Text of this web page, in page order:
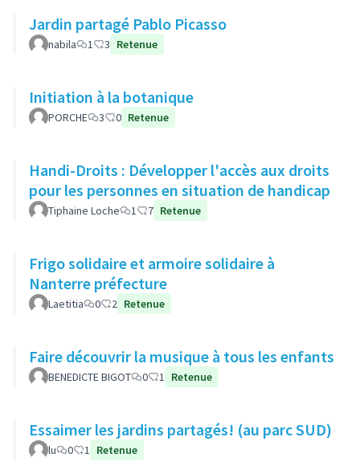
Jardin partagé Pablo Picasso
nabila 1 3 Retenue
Initiation à la botanique
PORCHE 3 0 Retenue
Handi-Droits : Développer l'accès aux droits
pour les personnes en situation de handicap
Tiphaine Loche 1 7 Retenue
Frigo solidaire et armoire solidaire à
Nanterre préfecture
Laetitia 0 2 Retenue
Faire découvrir la musique à tous les enfants
BENEDICTE BIGOT 0 1 Retenue
Essaimer les jardins partagés! (au parc SUD)
lu 0 1 Retenue